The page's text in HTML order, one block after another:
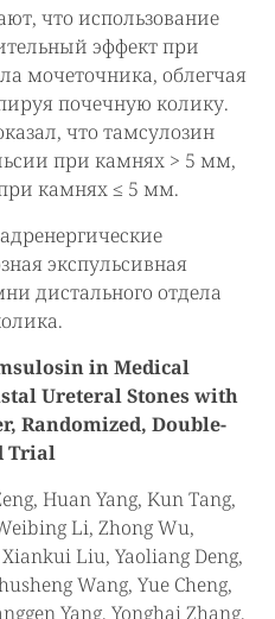
что использование
эффект при
мочеточника, облегчая
почечную колику.
что тамсулозин
при камнях > 5 мм,
камнях ≤ 5 мм.
экспульсивная
дистального отдела
in Medical
Ureteral Stones with
Randomized, Double-
Trial
Huan Yang, Kun Tang,
Li, Zhong Wu,
Liu, Yaoliang Deng,
Wang, Yue Cheng,
Yang, Yonghai Zhang,